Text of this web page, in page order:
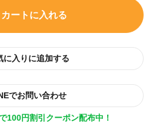
カートに入れる
に入りに追加する
でお問い合わせ
100円割引クーポン配布中！